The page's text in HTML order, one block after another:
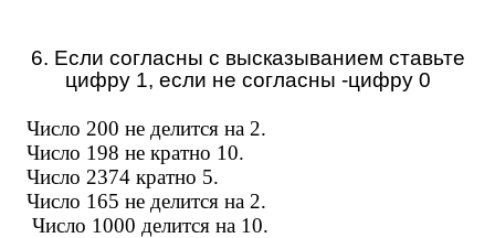
6. Если согласны с высказыванием ставьте
цифру 1, если не согласны -цифру 0
Число 200 не делится на 2.
Число 198 не кратно 10.
Число 2374 кратно 5.
Число 165 не делится на 2.
Число 1000 делится на 10.